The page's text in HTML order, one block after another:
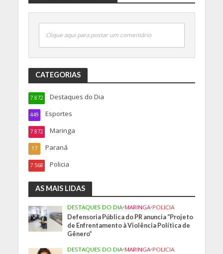
Clique aqui para postar um comentário
CATEGORIAS
Destaques do Dia
7.872
Esportes
449
Maringa
7.872
Paraná
17
Policia
7.568
AS MAIS LIDAS
DESTAQUES DO DIA•MARINGA•POLICIA
Defensoria Pública do PR anuncia “Projeto
de Enfrentamento à Violência Política de
Gênero”
DESTAQUES DO DIA•MARINGA•POLICIA